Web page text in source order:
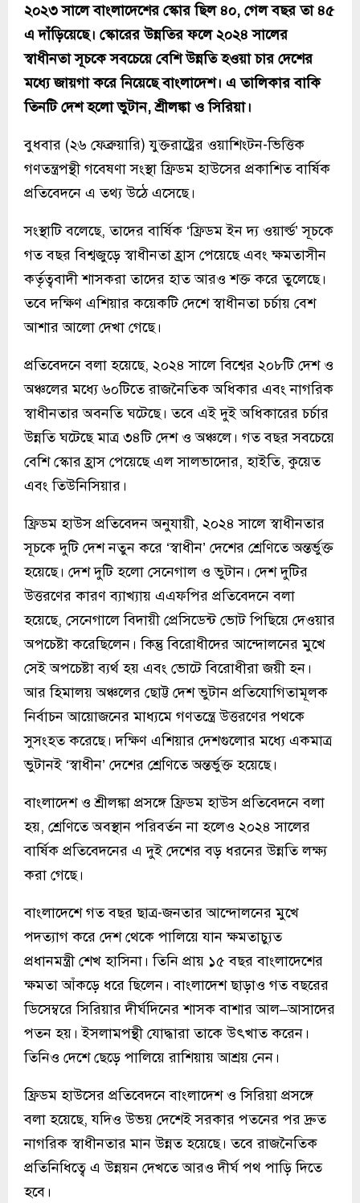
২০২৩ সালে বাংলাদেশের স্কোর ছিল ৪০, গেল বছর তা ৪৫
এ দাঁড়িয়েছে। স্কোরের উন্নতির ফলে ২০২৪ সালের
স্বাধীনতা সূচকে সবচেয়ে বেশি উন্নতি হওয়া চার দেশের
মধ্যে জায়গা করে নিয়েছে বাংলাদেশ। এ তালিকার বাকি
তিনটি দেশ হলো ভুটান, শ্রীলঙ্কা ও সিরিয়া।
বুধবার (২৬ ফেব্রুয়ারি) যুক্তরাষ্ট্রের ওয়াশিংটন-ভিত্তিক
গণতন্ত্রপন্থী গবেষণা সংস্থা ফ্রিডম হাউসের প্রকাশিত বার্ষিক
প্রতিবেদনে এ তথ্য উঠে এসেছে।
সংস্থাটি বলেছে, তাদের বার্ষিক ‘ফ্রিডম ইন দ্য ওয়ার্ল্ড’ সূচকে
গত বছর বিশ্বজুড়ে স্বাধীনতা হ্রাস পেয়েছে এবং ক্ষমতাসীন
কর্তৃত্ববাদী শাসকরা তাদের হাত আরও শক্ত করে তুলেছে।
তবে দক্ষিণ এশিয়ার কয়েকটি দেশে স্বাধীনতা চর্চায় বেশ
আশার আলো দেখা গেছে।
প্রতিবেদনে বলা হয়েছে, ২০২৪ সালে বিশ্বের ২০৮টি দেশ ও
অঞ্চলের মধ্যে ৬০টিতে রাজনৈতিক অধিকার এবং নাগরিক
স্বাধীনতার অবনতি ঘটেছে। তবে এই দুই অধিকারের চর্চার
উন্নতি ঘটেছে মাত্র ৩৪টি দেশ ও অঞ্চলে। গত বছর সবচেয়ে
বেশি স্কোর হ্রাস পেয়েছে এল সালভাদোর, হাইতি, কুয়েত
এবং তিউনিসিয়ার।
ফ্রিডম হাউস প্রতিবেদন অনুযায়ী, ২০২৪ সালে স্বাধীনতার
সূচকে দুটি দেশ নতুন করে ‘স্বাধীন’ দেশের শ্রেণিতে অন্তর্ভুক্ত
হয়েছে। দেশ দুটি হলো সেনেগাল ও ভুটান। দেশ দুটির
উত্তরণের কারণ ব্যাখ্যায় এএফপির প্রতিবেদনে বলা
হয়েছে, সেনেগালে বিদায়ী প্রেসিডেন্ট ভোট পিছিয়ে দেওয়ার
অপচেষ্টা করেছিলেন। কিন্তু বিরোধীদের আন্দোলনের মুখে
সেই অপচেষ্টা ব্যর্থ হয় এবং ভোটে বিরোধীরা জয়ী হন।
আর হিমালয় অঞ্চলের ছোট্ট দেশ ভুটান প্রতিযোগিতামূলক
নির্বাচন আয়োজনের মাধ্যমে গণতন্ত্রে উত্তরণের পথকে
সুসংহত করেছে। দক্ষিণ এশিয়ার দেশগুলোর মধ্যে একমাত্র
ভুটানই ‘স্বাধীন’ দেশের শ্রেণিতে অন্তর্ভুক্ত হয়েছে।
বাংলাদেশ ও শ্রীলঙ্কা প্রসঙ্গে ফ্রিডম হাউস প্রতিবেদনে বলা
হয়, শ্রেণিতে অবস্থান পরিবর্তন না হলেও ২০২৪ সালের
বার্ষিক প্রতিবেদনের এ দুই দেশের বড় ধরনের উন্নতি লক্ষ্য
করা গেছে।
বাংলাদেশে গত বছর ছাত্র-জনতার আন্দোলনের মুখে
পদত্যাগ করে দেশ থেকে পালিয়ে যান ক্ষমতাচ্যুত
প্রধানমন্ত্রী শেখ হাসিনা। তিনি প্রায় ১৫ বছর বাংলাদেশের
ক্ষমতা আঁকড়ে ধরে ছিলেন। বাংলাদেশ ছাড়াও গত বছরের
ডিসেম্বরে সিরিয়ার দীর্ঘদিনের শাসক বাশার আল–আসাদের
পতন হয়। ইসলামপন্থী যোদ্ধারা তাকে উৎখাত করেন।
তিনিও দেশে ছেড়ে পালিয়ে রাশিয়ায় আশ্রয় নেন।
ফ্রিডম হাউসের প্রতিবেদনে বাংলাদেশ ও সিরিয়া প্রসঙ্গে
বলা হয়েছে, যদিও উভয় দেশেই সরকার পতনের পর দ্রুত
নাগরিক স্বাধীনতার মান উন্নত হয়েছে। তবে রাজনৈতিক
প্রতিনিধিত্বে এ উন্নয়ন দেখতে আরও দীর্ঘ পথ পাড়ি দিতে
হবে।